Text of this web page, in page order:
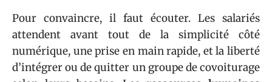
Pour convaincre, il faut écouter. Les salariés
attendent avant tout de la simplicité côté
numérique, une prise en main rapide, et la liberté
d’intégrer ou de quitter un groupe de covoiturage